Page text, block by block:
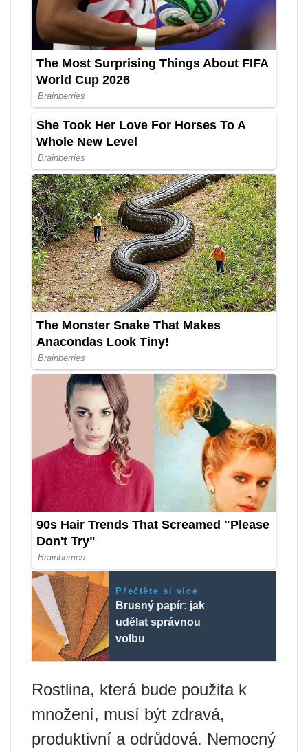
Přečtěte si více
Brusný papír: jak
udělat správnou
volbu
Rostlina, která bude použita k
množení, musí být zdravá,
produktivní a odrůdová. Nemocný